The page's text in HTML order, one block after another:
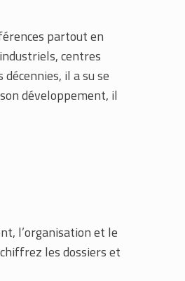
partout en
centres
il a su se
développement, il
l’organisation et le
les dossiers et